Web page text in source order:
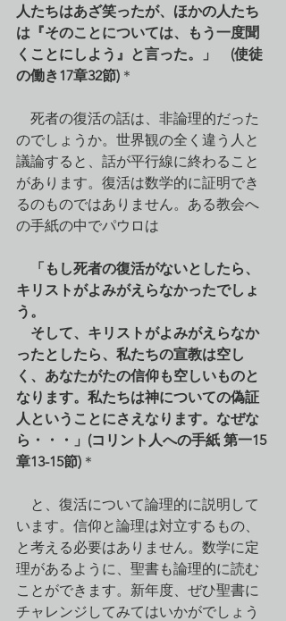
人たちはあざ笑ったが、ほかの人たち
は『そのことについては、もう一度聞
くことにしよう』と言った。」　(使徒
の働き17章32節) ＊
死者の復活の話は、非論理的だった
のでしょうか。世界観の全く違う人と
議論すると、話が平行線に終わること
があります。復活は数学的に証明でき
るのものではありません。ある教会へ
の手紙の中でパウロは
「もし死者の復活がないとしたら、
キリストがよみがえらなかったでしょ
う。
そして、キリストがよみがえらなか
ったとしたら、私たちの宣教は空し
く、あなたがたの信仰も空しいものと
なります。私たちは神についての偽証
人ということにさえなります。なぜな
ら・・・」(コリント人への手紙 第一15
章13-15節) ＊
と、復活について論理的に説明して
います。信仰と論理は対立するもの、
と考える必要はありません。数学に定
理があるように、聖書も論理的に読む
ことができます。新年度、ぜひ聖書に
チャレンジしてみてはいかがでしょう